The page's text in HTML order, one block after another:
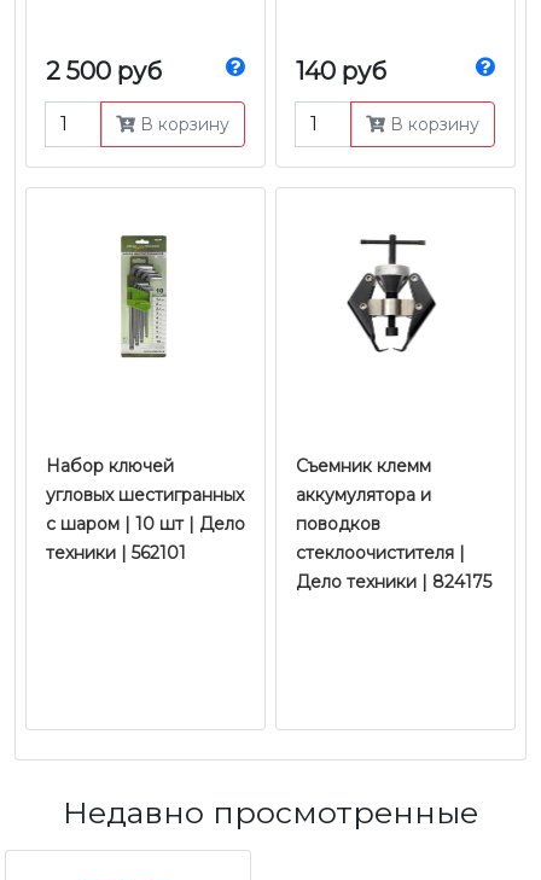
2 500 руб
В корзину
140 руб
В корзину
Набор ключей
угловых шестигранных
с шаром | 10 шт | Дело
техники | 562101
Съемник клемм
аккумулятора и
поводков
стеклоочистителя |
Дело техники | 824175
Недавно просмотренные